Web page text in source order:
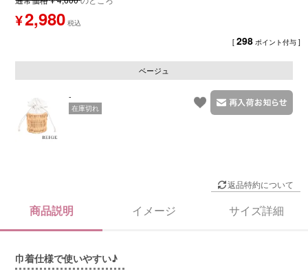
¥2,980
[ 298 ポイント付与 ]
ベージュ
-
在庫切れ
返品特約について
商品説明 イメージ サイズ詳細
巾着仕様で使いやすい♪